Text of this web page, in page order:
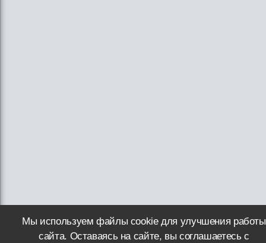
Мы используем файлы cookie для улучшения работы
сайта. Оставаясь на сайте, вы соглашаетесь с